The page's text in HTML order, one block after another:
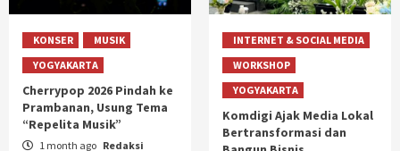
KONSER
MUSIK
YOGYAKARTA
Cherrypop 2026 Pindah ke
Prambanan, Usung Tema
“Repelita Musik”
1 month ago Redaksi
INTERNET & SOCIAL MEDIA
WORKSHOP
YOGYAKARTA
Komdigi Ajak Media Lokal
Bertransformasi dan